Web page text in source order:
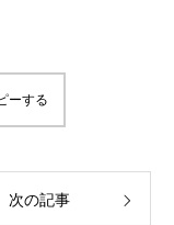
ーする
次の記事